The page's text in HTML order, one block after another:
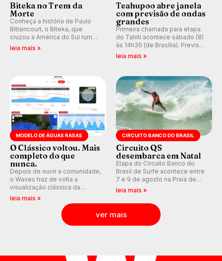
Biteka no Trem da
Morte
Conheça a história de Paulo
Bittencourt, o Biteka, que
cruzou a América do Sul rumo
ao Pacífico em uma jornada
leia mais »
Teahupoo abre janela
com previsão de ondas
grandes
Primeira chamada para etapa
do Tahiti acontece sábado (8)
às 14h30 (de Brasília). Previsão
indica swell consistente.
Kelly Slater convidado.
leia mais »
MODELO DE ÁGUAS RASAS
O Clássico voltou. Mais
completo do que
nunca.
Depois de ouvir a comunidade,
o Waves traz de volta a
visualização clássica da
previsão de águas rasas,
agora integrada à nova
plataforma e com previsão das
ondas para até 16 dias.
leia mais »
CIRCUITO BANCO DO BRASIL
Circuito QS
desembarca em Natal
Etapa do Circuito Banco do
Brasil de Surfe acontece entre
7 e 9 de agosto na Praia de
Miami (RN), em disputas
(QS) 4.000 e pela corrida por
vagas no Challenger Series.
leia mais »
ver mais